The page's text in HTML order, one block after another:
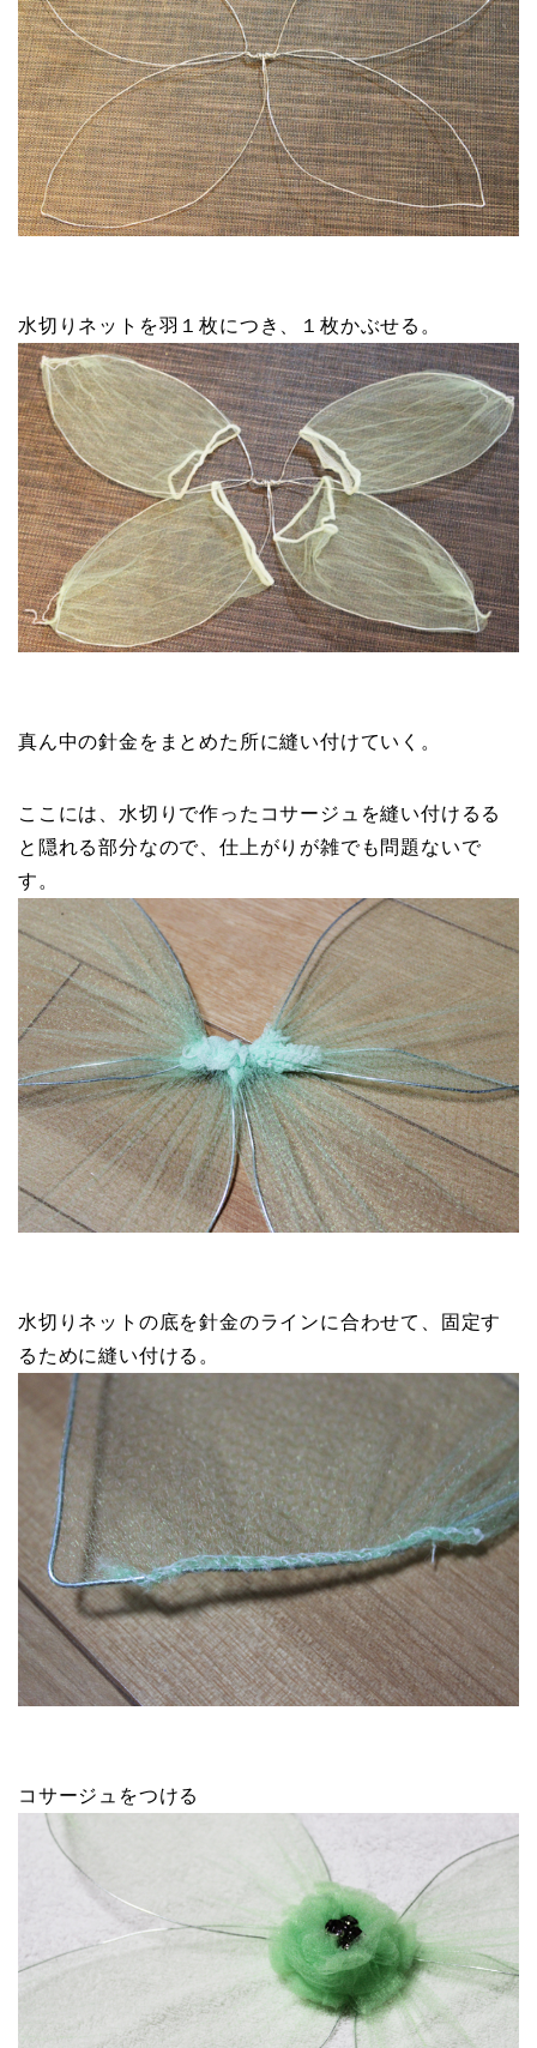
水切りネットを羽１枚につき、１枚かぶせる。
真ん中の針金をまとめた所に縫い付けていく。
ここには、水切りで作ったコサージュを縫い付けるる
と隠れる部分なので、仕上がりが雑でも問題ないで
す。
水切りネットの底を針金のラインに合わせて、固定す
るために縫い付ける。
コサージュをつける